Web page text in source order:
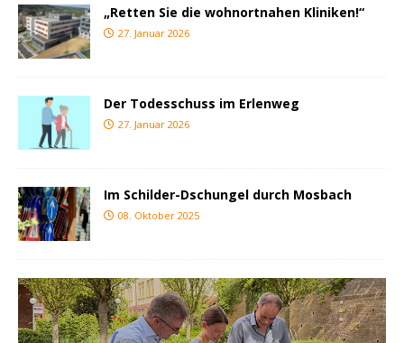
„Retten Sie die wohnortnahen Kliniken!“
27. Januar 2026
Der Todesschuss im Erlenweg
27. Januar 2026
Im Schilder-Dschungel durch Mosbach
08. Oktober 2025